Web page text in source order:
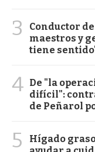
3
Conductor
maestros y
tiene
4 De "la
difícil":
de Peñarol
5
Hígado